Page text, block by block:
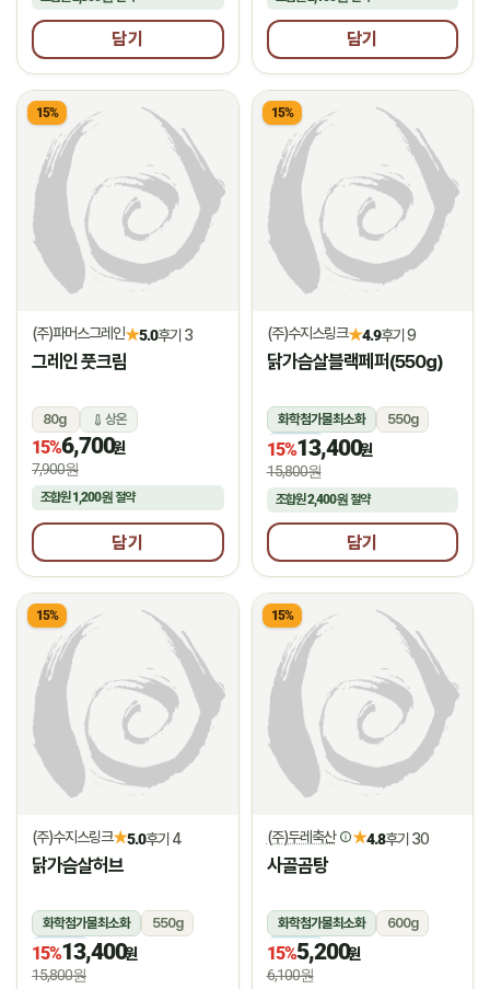
담기 담기
15%
(주)파머스그레인★5.0후기 3
그레인 풋크림
80g 상온
15%6,700원
7,900원
조합원1,200원 절약
담기
15%
(주)수지스링크★4.9후기 9
닭가슴살블랙페퍼(550g)
화학첨가물최소화
550g
냉동
15%13,400원
15,800원
조합원2,400원절약
담기
15%
(주)수지스링크★5.0후기 4
닭가슴살허브
화학첨가물최소화
550g
냉동
15%13,400원
15,800원
15%
(주)두레축산 ★4.8후기 30
사골곰탕
화학첨가물최소화
600g
냉장
15%5,200원
6,100원